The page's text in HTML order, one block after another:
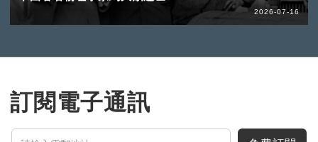
2026-07-16
訂閱電子通訊